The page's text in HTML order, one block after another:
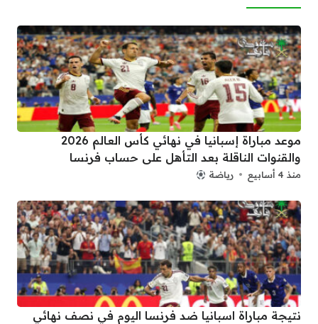
موعد مباراة إسبانيا في نهائي كأس العالم 2026
والقنوات الناقلة بعد التأهل على حساب فرنسا
منذ 4 أسابيع رياضة
نتيجة مباراة اسبانيا ضد فرنسا اليوم في نصف نهائي